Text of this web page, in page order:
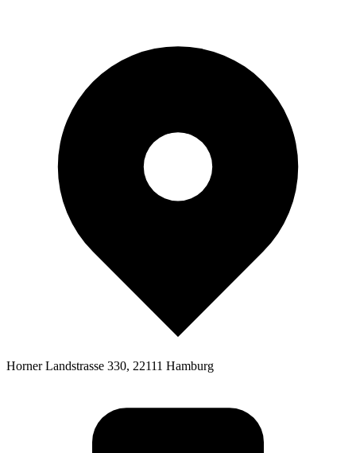
Horner Landstrasse 330, 22111 Hamburg